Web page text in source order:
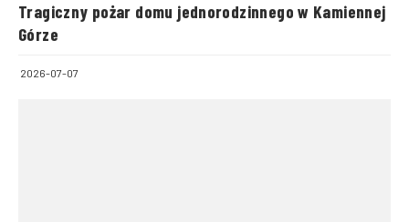
Tragiczny pożar domu jednorodzinnego w Kamiennej
Górze
2026-07-07